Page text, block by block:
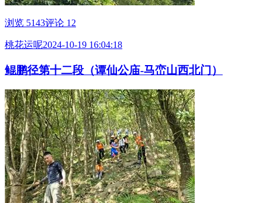
浏览 5143评论 12
桃花运呢2024-10-19 16:04:18
鲲鹏径第十二段（谭仙公庙-马峦山西北门）